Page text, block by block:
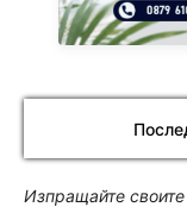
Изпращайте своите